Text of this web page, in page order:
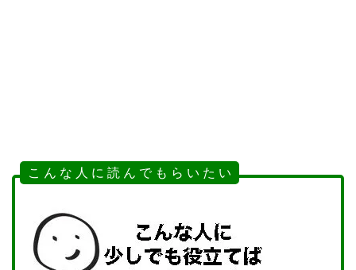
こ ん な 人 に 読 ん で も ら い た い